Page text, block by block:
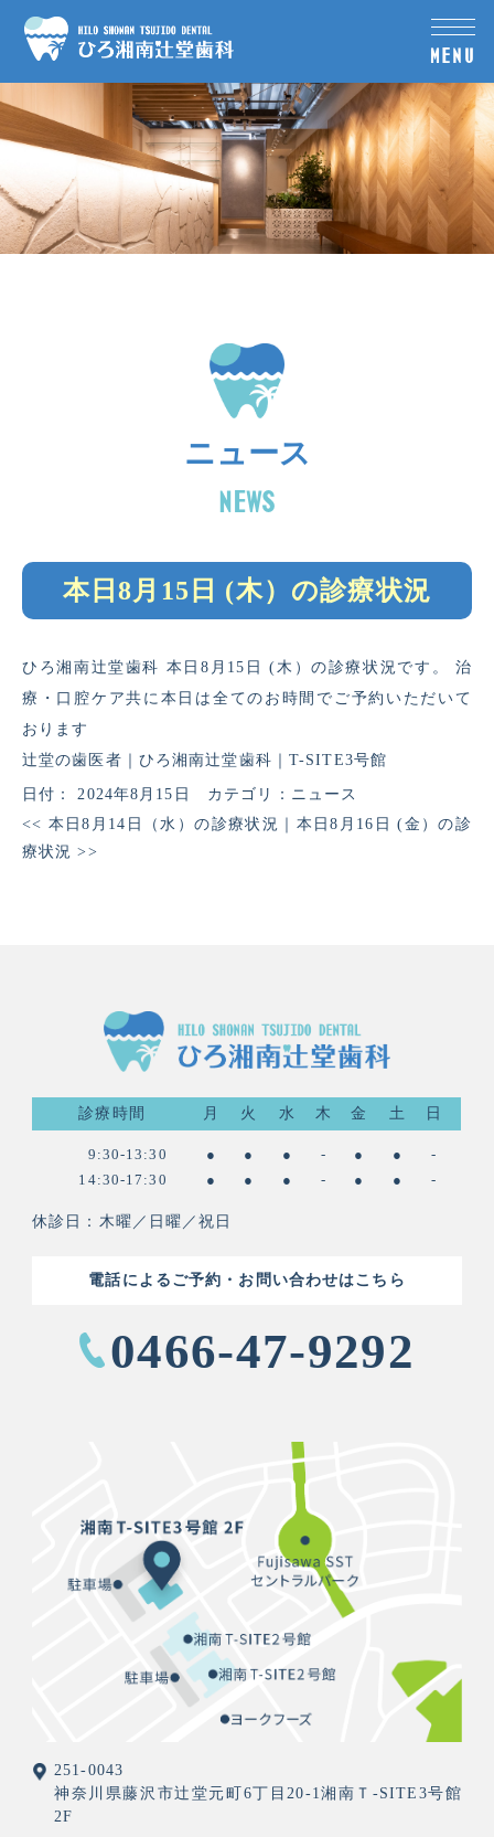
MENU
ニュース
本日8月15日 (木）の診療状況
ひろ湘南辻堂歯科 本日8月15日 (木）の診療状況です。 治
療・口腔ケア共に本日は全てのお時間でご予約いただいて
おります
辻堂の歯医者｜ひろ湘南辻堂歯科｜T-SITE3号館
日付： 2024年8月15日 カテゴリ： ニュース
<< 本日8月14日（水）の診療状況
本日8月16日 (金）の診
療状況>>
診療時間 月 火 水 木 金 土 日
9:30-13:30 ● ● ● - ● ●
-
14:30-17:30
● ● ● - ● ● -
休診日：木曜／日曜／祝日
電話によるご予約・お問い合わせはこちら
0466-47-9292
251-0043
神奈川県藤沢市辻堂元町6丁目20-1湘南Ｔ-SITE3号館
2F